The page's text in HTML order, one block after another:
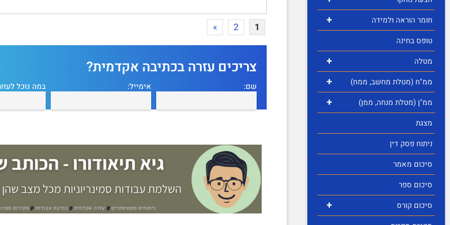
+
חומר הוראה ולמידה
טופס בחינה
+ מטלה
+ ממ"ח (מטלת מחשב, ממח)
+
ממ"ן (מטלת מנחה, ממן)
מצגת
ניתוח פסק דין
סיכום מאמר
סיכום ספר
+
סיכום קורס
1
2
»
צריכים עזרה בכתיבה אקדמית?
שם: אימייל: במה נוכל